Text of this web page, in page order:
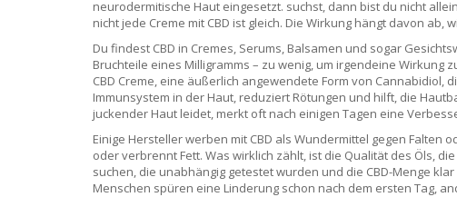
neurodermitische Haut eingesetzt. suchst, dann bist du nicht
nicht jede Creme mit CBD ist gleich. Die Wirkung hängt davon
Du findest CBD in Cremes, Serums, Balsamen und sogar
Bruchteile eines Milligramms – zu wenig, um irgendeine Wirkung
CBD Creme, eine äußerlich angewendete Form von Cannabidiol,
Immunsystem in der Haut, reduziert Rötungen und hilft, die
juckender Haut leidet, merkt oft nach einigen Tagen eine
Einige Hersteller werben mit CBD als Wundermittel gegen
oder verbrennt Fett. Was wirklich zählt, ist die Qualität des Öls,
suchen, die unabhängig getestet wurden und die CBD-Menge
Menschen spüren eine Linderung schon nach dem ersten Tag,